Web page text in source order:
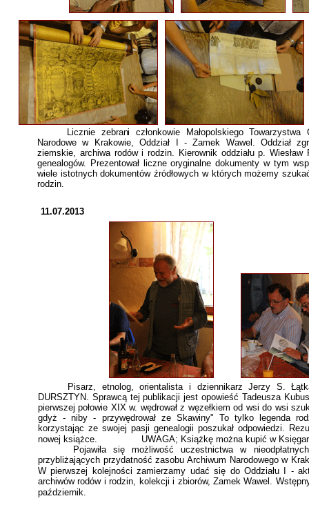
11.07.2013
Pisarz, etnolog, orientalista i dziennikarz Jerzy S. Łątka
DURSZTYN. Sprawcą tej publikacji jest opowieść Tadeusza
pierwszej połowie XIX w. wędrował z węzełkiem od wsi do wsi
gdyż - niby - przywędrował ze Skawiny" To tylko legenda
korzystając ze swojej pasji genealogii poszukał odpowiedzi.
nowej książce. UWAGA; Książkę można kupić w Księgarni
Pojawiła się możliwość uczestnictwa w nieodpłatnych
przybliżających przydatność zasobu Archiwum Narodowego w
W pierwszej kolejności zamierzamy udać się do Oddziału I -
archiwów rodów i rodzin, kolekcji i zbiorów, Zamek Wawel.
październik.
Licznie zebrani członkowie Małopolskiego Towarzystwa
Narodowe w Krakowie, Oddział I - Zamek Wawel. Oddział
ziemskie, archiwa rodów i rodzin. Kierownik oddziału p.
genealogów. Prezentował liczne oryginalne dokumenty w tym
wiele istotnych dokumentów źródłowych w których możemy
rodzin.